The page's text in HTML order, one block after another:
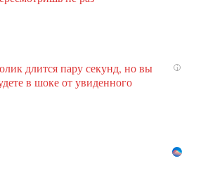
i
длится пару секунд, но вы
в шоке от увиденного